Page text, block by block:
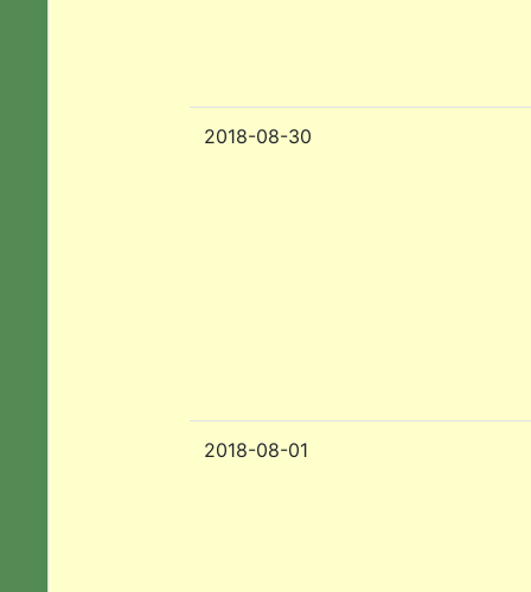
2018-08-30
2018-08-01